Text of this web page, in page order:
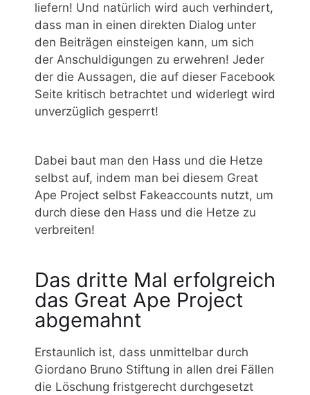
liefern! Und natürlich wird auch verhindert,
dass man in einen direkten Dialog unter
den Beiträgen einsteigen kann, um sich
der Anschuldigungen zu erwehren! Jeder
der die Aussagen, die auf dieser Facebook
Seite kritisch betrachtet und widerlegt wird
unverzüglich gesperrt!
Dabei baut man den Hass und die Hetze
selbst auf, indem man bei diesem Great
Ape Project selbst Fakeaccounts nutzt, um
durch diese den Hass und die Hetze zu
verbreiten!
Das dritte Mal erfolgreich
das Great Ape Project
abgemahnt
Erstaunlich ist, dass unmittelbar durch
Giordano Bruno Stiftung in allen drei Fällen
die Löschung fristgerecht durchgesetzt